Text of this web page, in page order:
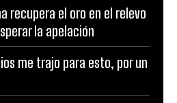
recupera el oro en el relevo
la apelación
me trajo para esto, por un